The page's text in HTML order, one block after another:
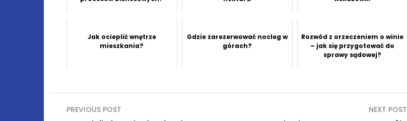
Jak ocieplić wnętrze
mieszkania?
Gdzie zarezerwować nocleg w
górach?
Rozwód z orzeczeniem o winie
– jak się przygotować do
sprawy sądowej?
Nawigacja
PREVIOUS POST NEXT POST